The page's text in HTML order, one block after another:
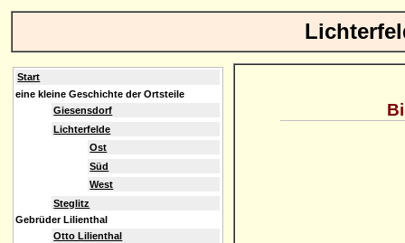
Start
eine kleine Geschichte der Ortsteile
Giesensdorf
Lichterfelde
Ost
Süd
West
Steglitz
Gebrüder Lilienthal
Otto Lilienthal